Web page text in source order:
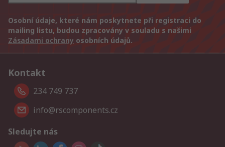
Osobní údaje, které nám poskytnete při registraci do
mailing listu, budou zpracovány v souladu s našimi
Zásadami ochrany osobních údajů.
Kontakt
234 749 737
info@rscomponents.cz
Sledujte nás